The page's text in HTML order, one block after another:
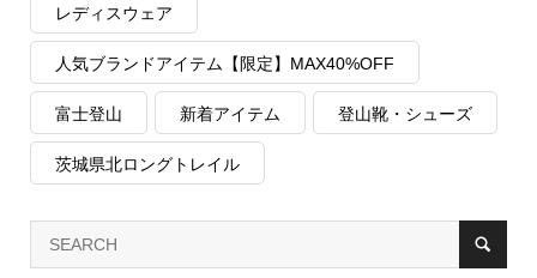
レディスウェア
人気ブランドアイテム【限定】MAX40%OFF
富士登山 新着アイテム 登山靴・シューズ
茨城県北ロングトレイル